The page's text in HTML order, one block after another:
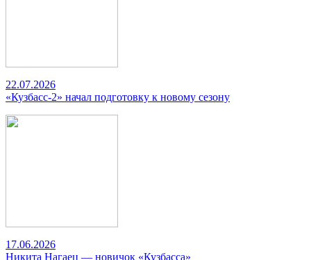
22.07.2026
«Кузбасс-2» начал подготовку к новому сезону
17.06.2026
Никита Нагаец — новичок «Кузбасса»